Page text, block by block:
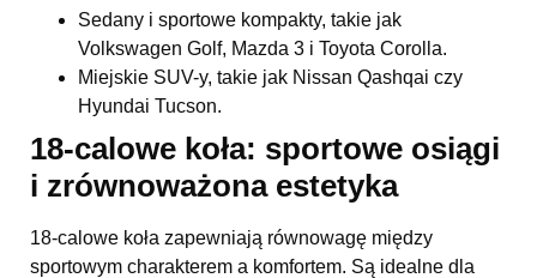
Sedany i sportowe kompakty, takie jak
Volkswagen Golf, Mazda 3 i Toyota Corolla.
Miejskie SUV-y, takie jak Nissan Qashqai czy
Hyundai Tucson.
18-calowe koła: sportowe osiągi
i zrównoważona estetyka
18-calowe koła zapewniają równowagę między
sportowym charakterem a komfortem. Są idealne dla